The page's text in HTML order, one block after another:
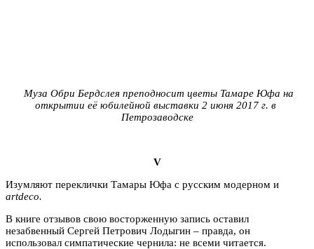
Муза Обри Бердслея преподносит цветы Тамаре Юфа на
открытии её юбилейной выставки 2 июня 2017 г. в
Петрозаводске
V
Изумляют переклички Тамары Юфа с русским модерном и
artdeco.
В книге отзывов свою восторженную запись оставил
незабвенный Сергей Петрович Лодыгин – правда, он
использовал симпатические чернила: не всеми читается.